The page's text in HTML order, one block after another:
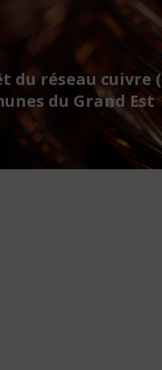
du réseau cuivre
du Grand Est